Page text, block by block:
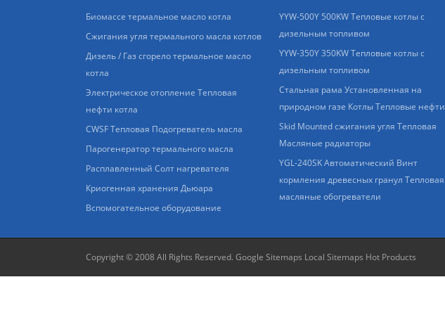
Биомассе термальное масло котла
Сжигания угля термального масла котлов
Дизель / Газ сгорело термальное масло
котла
Электрическое отопление Тепловая
нефти котла
CWSF Тепловая Подогреватель масла
Парогенератор термального масла
Расплавленный Солт нагревателя
Криогенная хранения Дьюара
Вспомогательное оборудование
YYW-500Y 500KW Тепловые котлы с
дизельным топливом
YYW-350Y 350KW Тепловые котлы с
дизельным топливом
Стальная рама Установленная на
природном газе Котлы Тепловые нефти
Skid Mounted сжигания угля Тепловая
Масляные радиаторы
YGL-240SK Автоматический Винт
кормления древесных гранул Тепловая
масляные обогреватели
Copyright © 2008 All Rights Reserved. Google Sitemaps Local Sitemaps Hot Products